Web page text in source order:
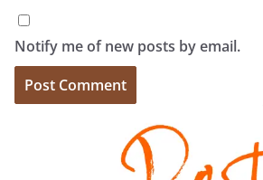
Notify me of new posts by email.